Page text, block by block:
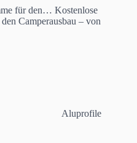
für den… Kostenlose
Camperausbau – von
Aluprofile